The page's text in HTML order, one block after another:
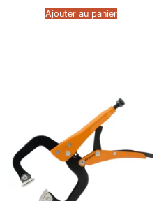
Ajouter au panier